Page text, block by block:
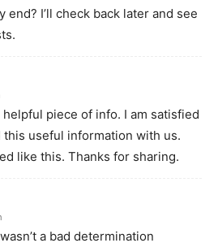
end? I’ll check back later and see
piece of info. I am satisfied
useful information with us.
like this. Thanks for sharing.
a bad determination